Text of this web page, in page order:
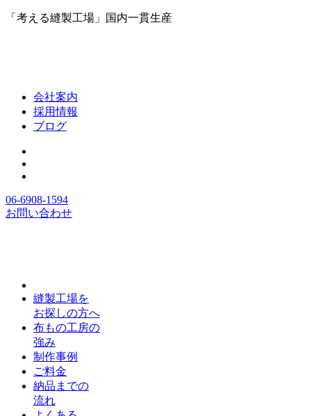
「考える縫製工場」国内一貫生産
会社案内
採用情報
ブログ
06-6908-1594
お問い合わせ
縫製工場を
お探しの方へ
布もの工房の
強み
制作事例
ご料金
納品までの
流れ